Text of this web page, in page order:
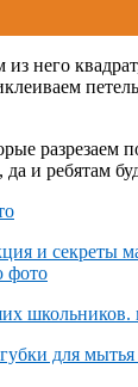
него
разрезаем
и ребятам